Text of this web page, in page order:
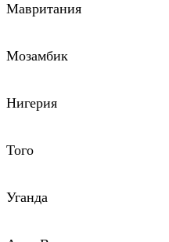
Мавритания
Мозамбик
Нигерия
Того
Уганда